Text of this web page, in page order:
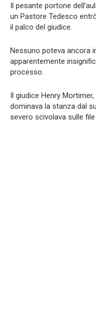
Il pesante portone
un Pastore Tedesco
il palco del giudice.
Nessuno poteva ancora
apparentemente
processo.
Il giudice Henry
dominava la stanza dal
severo scivolava sulle